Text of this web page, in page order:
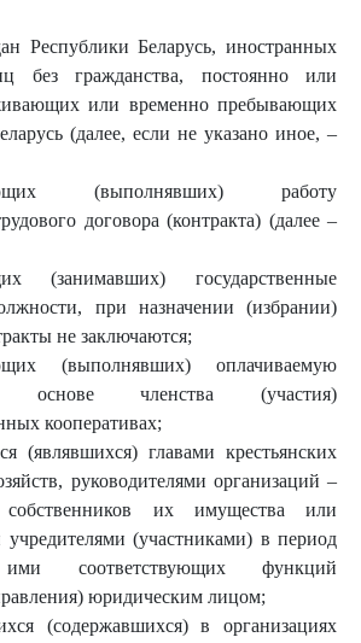
Республики Беларусь, иностранных
без гражданства, постоянно или
или временно пребывающих
(далее, если не указано иное, –
(выполнявших) работу
договора (контракта) (далее –
(занимавших) государственные
при назначении (избрании)
не заключаются;
(выполнявших) оплачиваемую
членства (участия)
кооперативах;
(являвшихся) главами крестьянских
руководителями организаций –
собственников их имущества или
(участниками) в период
соответствующих функций
юридическим лицом;
(содержавшихся) в организациях